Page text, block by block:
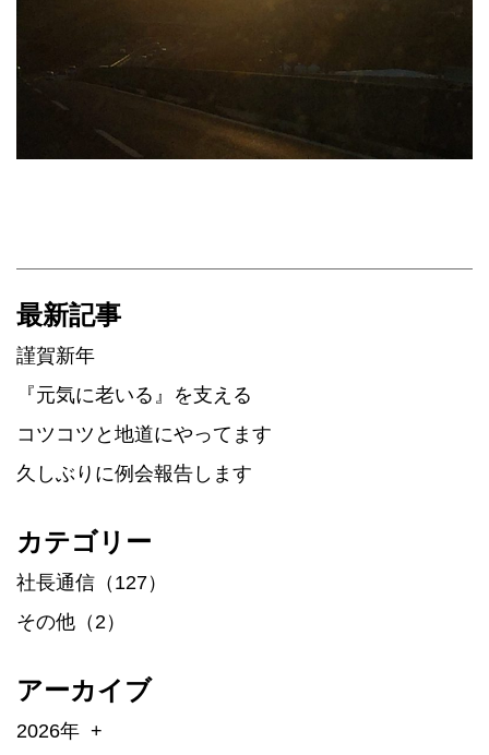
最新記事
謹賀新年
『元気に老いる』を支える
コツコツと地道にやってます
久しぶりに例会報告します
カテゴリー
社長通信（127）
その他（2）
アーカイブ
2026年